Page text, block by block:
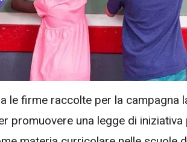
le firme raccolte per la campagna
promuovere una legge di